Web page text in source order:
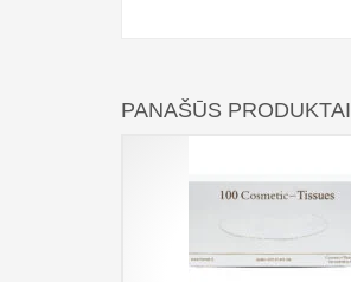
PANAŠŪS PRODUKTAI